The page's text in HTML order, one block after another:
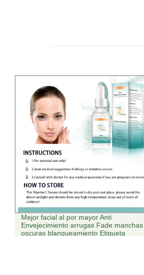
Mejor facial al por mayor Anti
Envejecimiento arrugas Fade manchas
oscuras blanqueamiento Etiqueta